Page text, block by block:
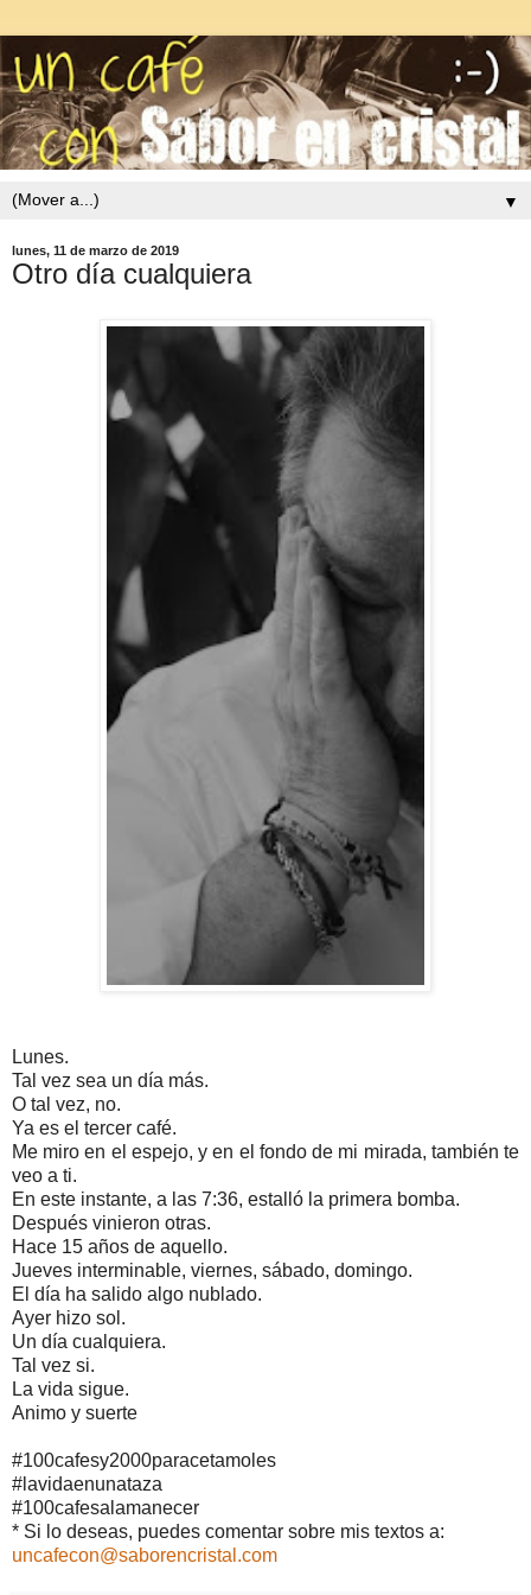
▼
lunes, 11 de marzo de 2019
Otro día cualquiera
Lunes.
Tal vez sea un día más.
O tal vez, no.
Ya es el tercer café.
Me miro en el espejo, y en el fondo de mi mirada, también te
veo a ti.
En este instante, a las 7:36, estalló la primera bomba.
Después vinieron otras.
Hace 15 años de aquello.
Jueves interminable, viernes, sábado, domingo.
El día ha salido algo nublado.
Ayer hizo sol.
Un día cualquiera.
Tal vez si.
La vida sigue.
Animo y suerte
#100cafesy2000paracetamoles
#lavidaenunataza
#100cafesalamanecer
* Si lo deseas, puedes comentar sobre mis textos a:
uncafecon@saborencristal.com